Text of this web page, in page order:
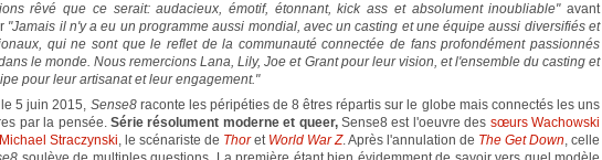
rêvé que ce serait: audacieux, émotif, étonnant, kick ass et absolument inoubliable"avant
"Jamais il n'y a eu un programme aussi mondial, avec un casting et une équipe aussi diversifiés et
qui ne sont que le reflet de la communauté connectée de fans profondément passionnés
le monde. Nous remercions Lana, Lily, Joe et Grant pour leur vision, et l'ensemble du casting et
pour leur artisanat et leur engagement."
5 juin 2015, Sense8 raconte les péripéties de 8 êtres répartis sur le globe mais connectés les uns
par la pensée. Série résolument moderne et queer,Sense8 est l'oeuvre des sœurs Wachowski
Straczynski, le scénariste de Thoret World War Z. Après l'annulation de The Get Down, celle